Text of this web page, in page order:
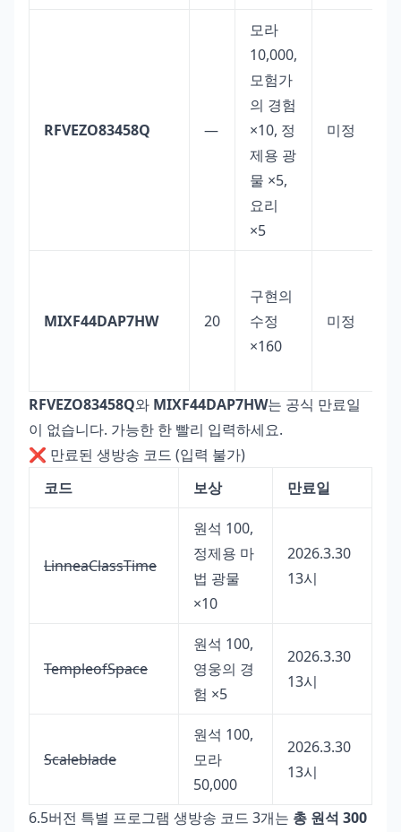
RFVEZO83458Q —
모라
10,000,
모험가
의 경험
×10, 정
제용 광
물 ×5,
요리
×5
미정
MIXF44DAP7HW 20
구현의
수정
×160
미정
RFVEZO83458Q와 MIXF44DAP7HW는 공식 만료일
이 없습니다. 가능한 한 빨리 입력하세요.
❌ 만료된 생방송 코드 (입력 불가)
코드
보상 만료일
LinneaClassTime
원석 100,
정제용 마
법 광물
×10
2026.3.30
13시
TempleofSpace
원석 100,
영웅의 경
험 ×5
2026.3.30
13시
Scaleblade
원석 100,
모라
50,000
2026.3.30
13시
6.5버전 특별 프로그램 생방송 코드 3개는 총 원석 300